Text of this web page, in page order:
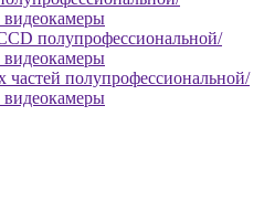
видеокамеры
полупрофессиональной/
видеокамеры
частей полупрофессиональной/
видеокамеры